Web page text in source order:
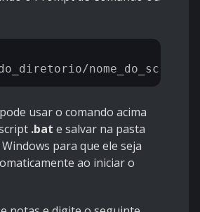
usar o comando acima
.bat e salvar na pasta
para que ele seja
ao iniciar o